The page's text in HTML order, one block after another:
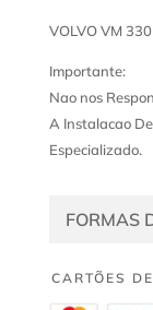
VOLVO VM
Importante:
Nao nos
A Instalacao
Especializado.
FORMAS
CARTÕES